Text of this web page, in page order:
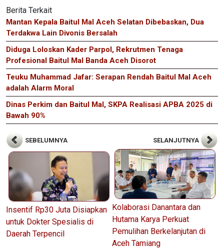
Berita Terkait
Mantan Kepala Baitul Mal Aceh Selatan Dibebaskan, Dua
Terdakwa Lain Divonis Bersalah
Diduga Loloskan Kader Parpol, Rekrutmen Tenaga
Profesional Baitul Mal Banda Aceh Disorot
Teuku Muhammad Jafar: Serapan Rendah Baitul Mal Aceh
adalah Alarm Moral
Dinas Perkim dan Baitul Mal, SKPA Realisasi APBA 2025 di
Bawah 90%
SEBELUMNYA
Insentif Rp30 Juta Disiapkan
untuk Dokter Spesialis di
Daerah Terpencil
SELANJUTNYA
Kolaborasi Danantara dan
Hutama Karya Perkuat
Pemulihan Berkelanjutan di
Aceh Tamiang